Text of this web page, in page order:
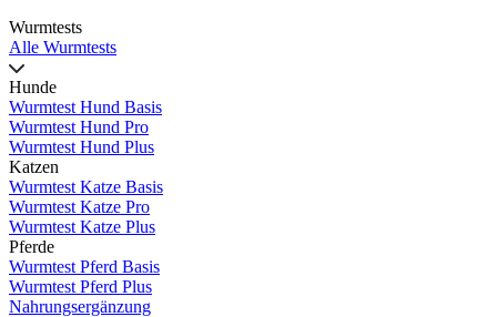
Wurmtests
Alle Wurmtests
Hunde
Wurmtest Hund Basis
Wurmtest Hund Pro
Wurmtest Hund Plus
Katzen
Wurmtest Katze Basis
Wurmtest Katze Pro
Wurmtest Katze Plus
Pferde
Wurmtest Pferd Basis
Wurmtest Pferd Plus
Nahrungsergänzung